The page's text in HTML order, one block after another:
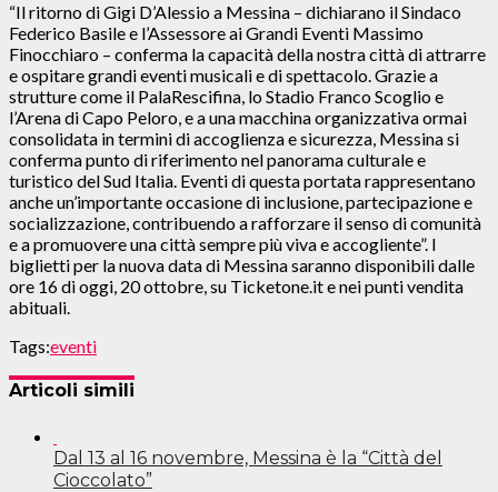
“Il ritorno di Gigi D’Alessio a Messina – dichiarano il Sindaco
Federico Basile e l’Assessore ai Grandi Eventi Massimo
Finocchiaro – conferma la capacità della nostra città di attrarre
e ospitare grandi eventi musicali e di spettacolo. Grazie a
strutture come il PalaRescifina, lo Stadio Franco Scoglio e
l’Arena di Capo Peloro, e a una macchina organizzativa ormai
consolidata in termini di accoglienza e sicurezza, Messina si
conferma punto di riferimento nel panorama culturale e
turistico del Sud Italia. Eventi di questa portata rappresentano
anche un’importante occasione di inclusione, partecipazione e
socializzazione, contribuendo a rafforzare il senso di comunità
e a promuovere una città sempre più viva e accogliente”. I
biglietti per la nuova data di Messina saranno disponibili dalle
ore 16 di oggi, 20 ottobre, su Ticketone.it e nei punti vendita
abituali.
Tags:eventi
Articoli simili
Dal 13 al 16 novembre, Messina è la “Città del
Cioccolato”